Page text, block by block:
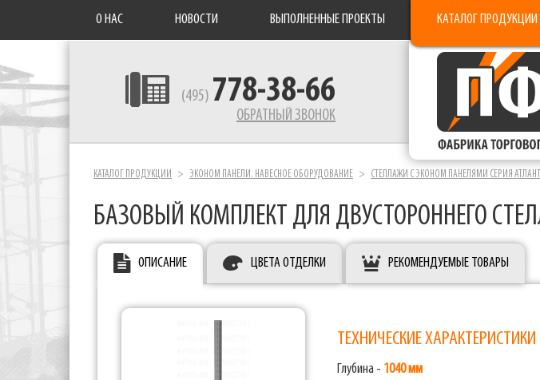
О НАС НОВОСТИ ВЫПОЛНЕННЫЕ ПРОЕКТЫ КАТАЛОГ ПРОДУКЦИИ
(495) 778-38-66
ОБРАТНЫЙ ЗВОНОК
КАТАЛОГ ПРОДУКЦИИ ЭКОНОМ ПАНЕЛИ. НАВЕСНОЕ ОБОРУДОВАНИЕ СТЕЛЛАЖИ С ЭКОНОМ ПАНЕЛЯМИ СЕРИЯ АТЛАНТ
БАЗОВЫЙ КОМПЛЕКТ ДЛЯ ДВУСТОРОННЕГО
ОПИСАНИЕ ЦВЕТА ОТДЕЛКИ РЕКОМЕНДУЕМЫЕ ТОВАРЫ
ТЕХНИЧЕСКИЕ ХАРАКТЕРИСТИКИ
Глубина - 1040 мм